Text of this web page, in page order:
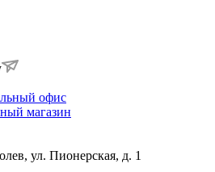
офис
магазин
ул. Пионерская, д. 1